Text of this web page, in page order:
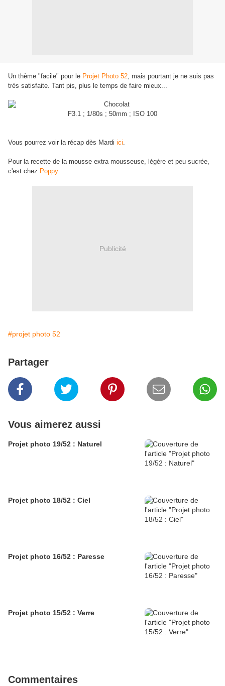
Un thème "facile" pour le Projet Photo 52, mais pourtant je ne suis pas
très satisfaite. Tant pis, plus le temps de faire mieux...
F3.1 ; 1/80s ; 50mm ; ISO 100
Vous pourrez voir la récap dès Mardi ici.
Pour la recette de la mousse extra mousseuse, légère et peu sucrée,
c'est chez Poppy.
Publicité
#projet photo 52
Partager
Vous aimerez aussi
Projet photo 19/52 : Naturel
Projet photo 18/52 : Ciel
Projet photo 16/52 : Paresse
Projet photo 15/52 : Verre
Commentaires